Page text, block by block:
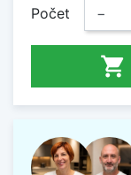
Počet −
